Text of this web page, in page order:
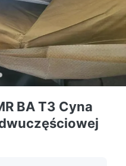
BA T3 Cyna